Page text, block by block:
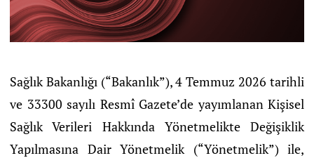
Sağlık Bakanlığı (“Bakanlık”), 4 Temmuz 2026 tarihli
ve 33300 sayılı Resmî Gazete’de yayımlanan Kişisel
Sağlık Verileri Hakkında Yönetmelikte Değişiklik
Yapılmasına Dair Yönetmelik (“Yönetmelik”) ile,